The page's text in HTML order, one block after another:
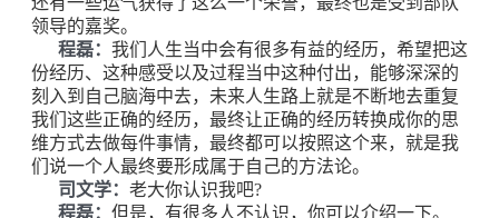
领导的嘉奖。
程磊： 我们人生当中会有很多有益的经历，希望把这
份经历、这种感受以及过程当中这种付出，能够深深的
刻入到自己脑海中去，未来人生路上就是不断地去重复
我们这些正确的经历，最终让正确的经历转换成你的思
维方式去做每件事情，最终都可以按照这个来，就是我
们说一个人最终要形成属于自己的方法论。
司文学： 老大你认识我吧?
程磊： 但是，有很多人不认识，你可以介绍一下。